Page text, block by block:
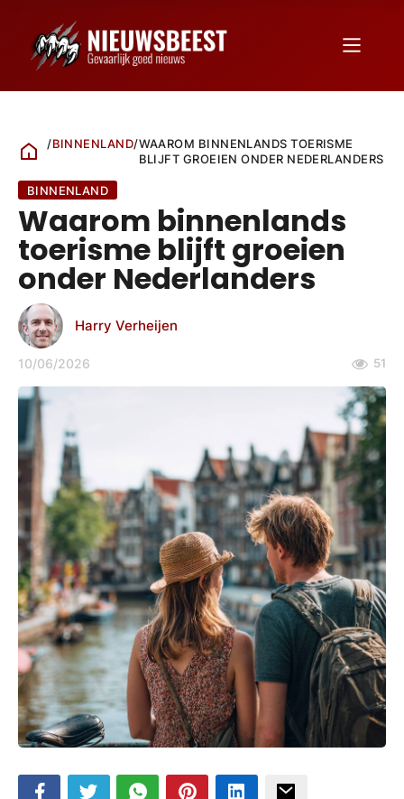
/BINNENLAND/WAAROM BINNENLANDS TOERISME
BLIJFT GROEIEN ONDER NEDERLANDERS
BINNENLAND
Waarom binnenlands
toerisme blijft groeien
onder Nederlanders
Harry Verheijen
10/06/2026 51